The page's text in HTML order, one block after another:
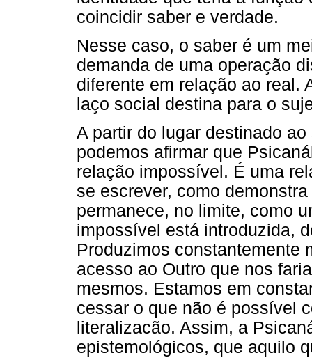
coincidir saber e verdade.
Nesse caso, o saber é um
demanda de uma operação
diferente em relação ao real.
laço social destina para o
A partir do lugar destinado
podemos afirmar que
relação impossível. É uma
se escrever, como
permanece, no limite, como
impossível está introduzida,
Produzimos constantemente
acesso ao Outro que nos
mesmos. Estamos em
cessar o que não é possível
literalizacão. Assim, a
epistemológicos, que aquilo